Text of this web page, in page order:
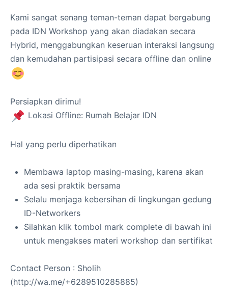
Kami sangat senang teman-teman dapat bergabung
pada IDN Workshop yang akan diadakan secara
Hybrid, menggabungkan keseruan interaksi langsung
dan kemudahan partisipasi secara offline dan online
Persiapkan dirimu!
Lokasi Offline: Rumah Belajar IDN
Hal yang perlu diperhatikan
Membawa laptop masing-masing, karena akan
ada sesi praktik bersama
Selalu menjaga kebersihan di lingkungan gedung
ID-Networkers
Silahkan klik tombol mark complete di bawah ini
untuk mengakses materi workshop dan sertifikat
Contact Person : Sholih
(http://wa.me/+6289510285885)